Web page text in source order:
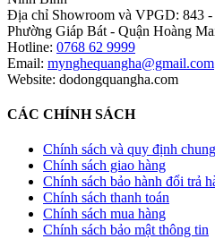
Địa chỉ Showroom và VPGD: 843
Phường Giáp Bát - Quận Hoàng
Hotline: 0768 62 9999
Email: mynghequangha@gmail.com
Website: dodongquangha.com
CÁC CHÍNH SÁCH
Chính sách và quy định chung
Chính sách giao hàng
Chính sách bảo hành đổi trả
Chính sách thanh toán
Chính sách mua hàng
Chính sách bảo mật thông tin